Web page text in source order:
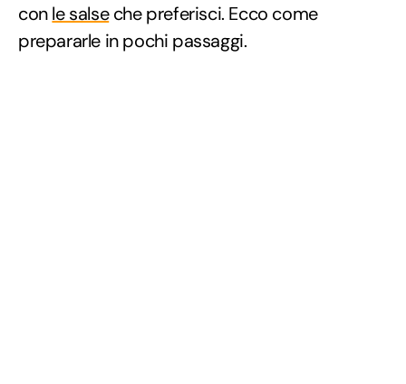
conle salseche preferisci. Ecco come
prepararle in pochi passaggi.